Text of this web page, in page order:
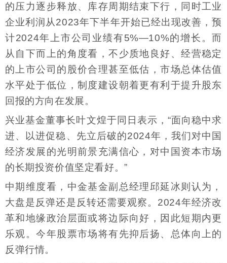
的压力逐步释放、库存周期结束下行，同时工业
企业利润从2023年下半年开始已经出现改善，预
计2024年上市公司业绩有5%—10%的增长。而
从自下而上的角度看，不少质地良好、经营稳定
的上市公司的股价合理甚至低估，市场总体估值
水平处于低位，制度建设朝着更有利于提升股东
回报的方向在发展。
兴业基金董事长叶文煌于同日表示，“面向稳中求
进、以进促稳、先立后破的2024年，我们对中国
经济发展的光明前景充满信心，对中国资本市场
的长期投资价值坚定看好。”
中期维度看，中金基金副总经理邱延冰则认为，
大盘是反弹还是反转还需要观察。2024年经济改
革和地缘政治层面或将边际向好，因此短期内更
乐观。今年股票市场将有先抑后扬、总体向上的
反弹行情。